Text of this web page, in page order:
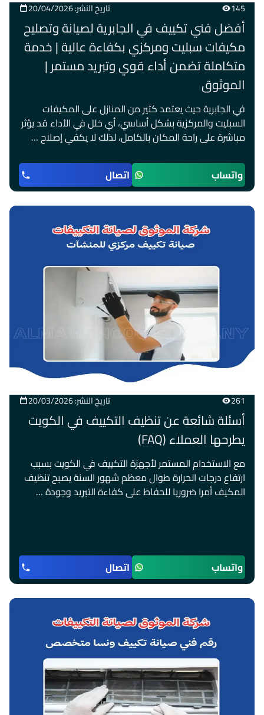
145 تاريخ النشر: 20/04/2026
أفضل فني تكييف في الجابرية لصيانة وتصليح
مكيفات سبليت ومركزي بكفاءة عالية | خدمة
متكاملة تضمن أداء قوي وتبريد مستمر |
الموثوق
في الجابرية حيث يعتمد كثير من المنازل على المكيفات
السبليت والمركزية بشكل أساسي، أي خلل في الأداء قد يؤثر
مباشرة على راحة المكان بالكامل، لذلك لا يكفي إصلاح …
واتساب اتصال
261 تاريخ النشر: 20/03/2026
أسئلة شائعة عن تنظيف التكييف في الكويت
يطرحها العملاء (FAQ)
مع الاستخدام المستمر لأجهزة التكييف في الكويت بسبب
ارتفاع درجات الحرارة طوال معظم شهور السنة يصبح تنظيف
المكيف أمرا ضروريا للحفاظ على كفاءة التبريد وجودة …
واتساب اتصال